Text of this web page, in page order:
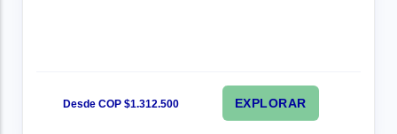
Desde COP $1.312.500 EXPLORAR